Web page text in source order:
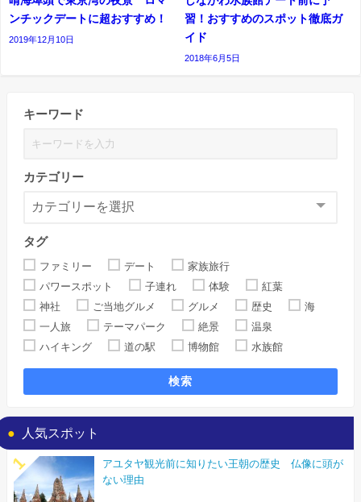
ンチックデートに超おすすめ！
2019年12月10日
習！おすすめのスポット徹底ガ
イド
2018年6月5日
キーワード
カテゴリー
タグ
ファミリー デート
家族旅行
パワースポット
子連れ 体験
紅葉
神社
ご当地グルメ グルメ 歴史
海
一人旅
テーマパーク 絶景
温泉
ハイキング
道の駅 博物館 水族館
検索
人気スポット
アユタヤ観光前に知りたい王朝の歴史 仏像に頭が
ない理由